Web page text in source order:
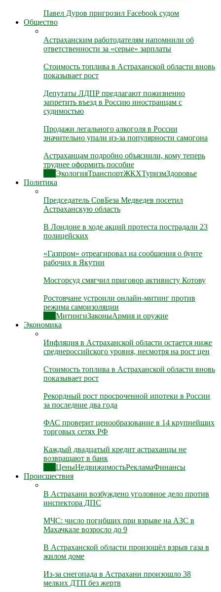
Павел Дуров пригрозил Facebook судом
Общество
Астраханским работодателям напомнили об
ответственности за «серые» зарплаты
Стоимость топлива в Астраханской области вновь
показывает рост
Депутаты ЛДПР предлагают пожизненно
запретить въезд в Россию иностранцам с
судимостью
Продажи легального алкоголя в России
значительно упали из-за популярности самогона
Астраханцам подробно объяснили, кому теперь
труднее оформить пособие
ЭкологияТранспортЖКХТуризмЗдоровье
Политика
Председатель СовБеза Медведев посетил
Астраханскую область
В Лондоне в ходе акций протеста пострадали 23
полицейских
«Газпром» отреагировал на сообщения о бунте
рабочих в Якутии
Мосгорсуд смягчил приговор активисту Котову
Ростовчане устроили онлайн-митинг против
режима самоизоляции
МитингиЗаконыАрмия и оружие
Экономика
Инфляция в Астраханской области остается ниже
среднероссийского уровня, несмотря на рост цен
Стоимость топлива в Астраханской области вновь
показывает рост
Рекордный рост просроченной ипотеки в России
за последние два года
ФАС проверит ценообразование в 14 крупнейших
торговых сетях РФ
Каждый двадцатый кредит астраханцы не
возвращают в банк
ЦеныНедвижимостьРекламаФинансы
Происшествия
В Астрахани возбуждено уголовное дело против
инспектора ДПС
МЧС: число погибших при взрыве на АЗС в
Махачкале возросло до 9
В Астраханской области произошёл взрыв газа в
жилом доме
Из-за снегопада в Астрахани произошло 38
мелких ДТП без жертв